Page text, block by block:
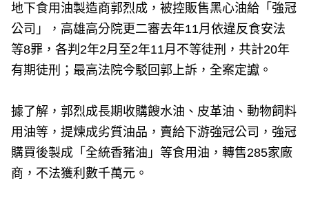
地下食用油製造商郭烈成，被控販售黑心油給「強冠
公司」，高雄高分院更二審去年11月依違反食安法
等8罪，各判2年2月至2年11月不等徒刑，共計20年
有期徒刑；最高法院今駁回郭上訴，全案定讞。
據了解，郭烈成長期收購餿水油、皮革油、動物飼料
用油等，提煉成劣質油品，賣給下游強冠公司，強冠
購買後製成「全統香豬油」等食用油，轉售285家廠
商，不法獲利數千萬元。